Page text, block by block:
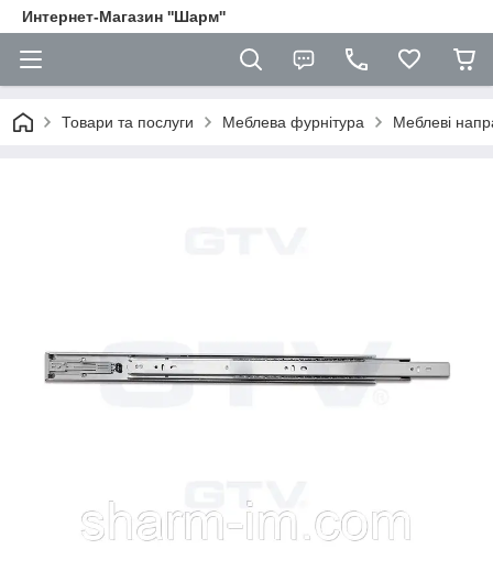
Интернет-Магазин ''Шарм''
Товари та послуги Меблева фурнітура Меблеві